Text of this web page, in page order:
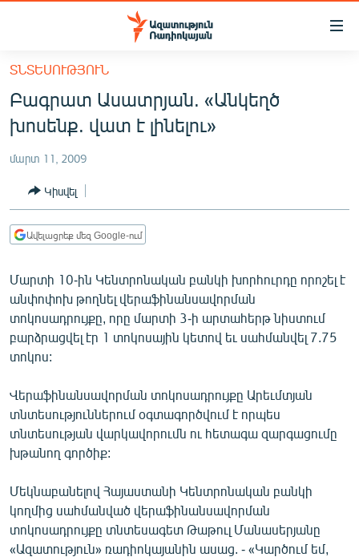
Մատչելիության
հիմնական
բովանդակությանը
Անցնել
հիմնական
մենյուին
ՀԱՅԱՍՏԱՆ
ՔԱՂԱՔԱԿԱՆ
ԸՆՏՐՈՒԹՅՈՒՆՆԵՐ 2026
ԻՐԱՎՈՒՆՔ
ՀԱՍԱՐԱԿՈՒԹՅՈՒՆ
ՂԱՐԱԲԱՂ
ՊԱՏԵՐԱԶՄԻ 6 ՇԱԲԱԹՆԵՐԸ
ՏԱՐԱԾԱՇՐՋԱՆ
ՄՇԱԿՈՒՅԹ
ՍՊՈՐՏ
ՄԵԿՆԱԲԱՆՈՒԹՅՈՒՆ
ՏՏ ԵՒ ԻՆՏԵՐՆԵՏ
ԿՈՐՈՆԱՎԻՐՈՒՍ
ԱՐԽԻՎ
ՏՆՏԵՍՈՒԹՅՈՒՆ
Բագրատ Ասատրյան. «Անկեղծ
խոսենք. վատ է լինելու»
մարտ 11, 2009
Կիսվել
Ավելացրեք մեզ Google-ում
Մարտի 10-ին Կենտրոնական բանկի խորհուրդը որոշել է
անփոփոխ թողնել վերաֆինանսավորման
տոկոսադրույքը, որը մարտի 3-ի արտահերթ նիստում
բարձրացվել էր 1 տոկոսային կետով եւ սահմանվել 7.75
տոկոս:
Վերաֆինանսավորման տոկոսադրույքը Արեւմտյան
տնտեսություններում օգտագործվում է որպես
տնտեսության վարկավորումն ու հետագա զարգացումը
խթանող գործիք:
Մեկնաբանելով Հայաստանի Կենտրոնական բանկի
կողմից սահմանված վերաֆինանսավորման
տոկոսադրույքը տնտեսագետ Թաթուլ Մանասերյանը
«Ազատություն» ռադիոկայանին ասաց. - «Կարծում եմ,